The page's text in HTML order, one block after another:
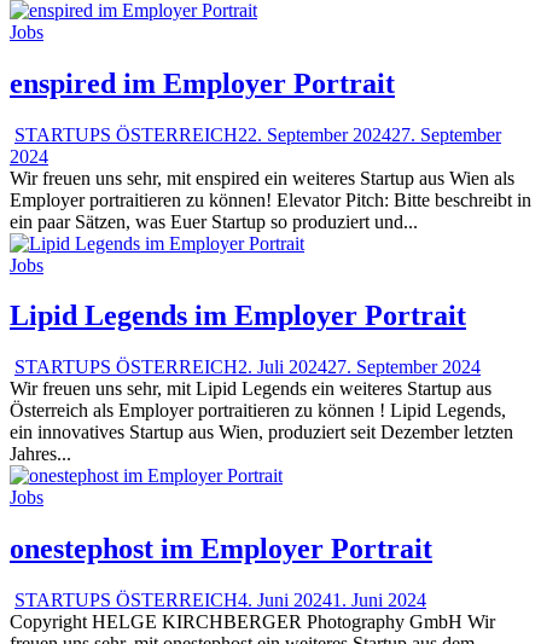
Jobs
enspired im Employer Portrait
STARTUPS ÖSTERREICH22. September 202427. September
2024
Wir freuen uns sehr, mit enspired ein weiteres Startup aus Wien als
Employer portraitieren zu können! Elevator Pitch: Bitte beschreibt in
ein paar Sätzen, was Euer Startup so produziert und...
Jobs
Lipid Legends im Employer Portrait
STARTUPS ÖSTERREICH2. Juli 202427. September 2024
Wir freuen uns sehr, mit Lipid Legends ein weiteres Startup aus
Österreich als Employer portraitieren zu können ! Lipid Legends,
ein innovatives Startup aus Wien, produziert seit Dezember letzten
Jahres...
Jobs
onestephost im Employer Portrait
STARTUPS ÖSTERREICH4. Juni 20241. Juni 2024
Copyright HELGE KIRCHBERGER Photography GmbH Wir